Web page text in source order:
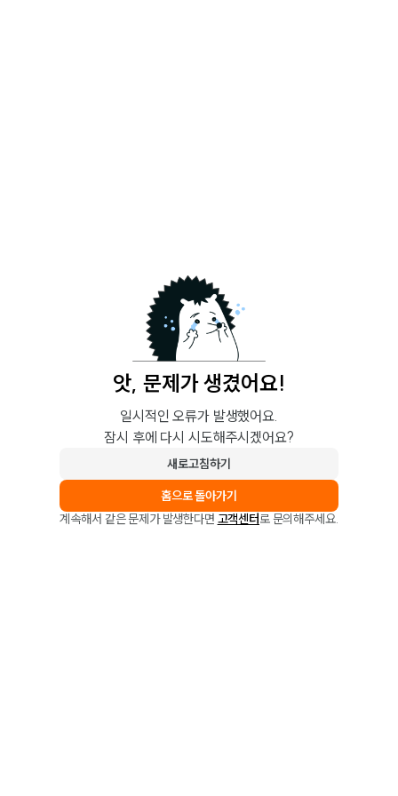
앗, 문제가 생겼어요!
일시적인 오류가 발생했어요.
잠시 후에 다시 시도해주시겠어요?
새로고침하기
홈으로 돌아가기
계속해서 같은 문제가 발생한다면 고객센터로 문의해주세요.